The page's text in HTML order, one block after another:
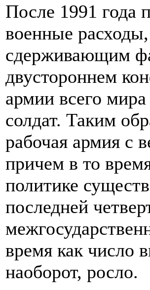
После 1991 года
военные
сдерживающим
двустороннем
армии всего
солдат. Таким
рабочая армия с
причем в то
политике
последней
время как число
наоборот, росло.